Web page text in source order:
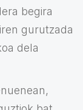
begira
gurutzada
dela